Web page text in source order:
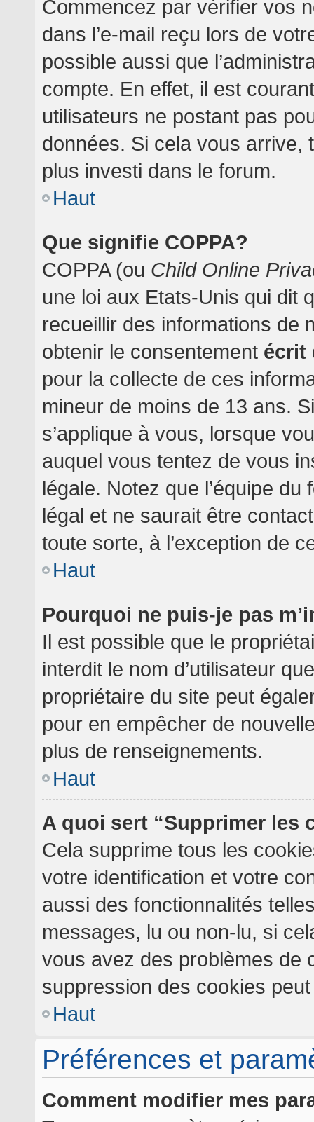
Commencez par vérifier vos
dans l’e-mail reçu lors de
possible aussi que
compte. En effet, il est
utilisateurs ne postant pas
données. Si cela vous
plus investi dans le forum.
Haut
Que signifie COPPA?
COPPA (ou Child Online
une loi aux Etats-Unis qui dit
recueillir des informations de
obtenir le consentement écrit
pour la collecte de ces
mineur de moins de 13 ans.
s’applique à vous, lorsque
auquel vous tentez de vous
légale. Notez que l’équipe
légal et ne saurait être
toute sorte, à l’exception de
Haut
Pourquoi ne puis-je pas
Il est possible que le
interdit le nom d’utilisateur
propriétaire du site peut
pour en empêcher de
plus de renseignements.
Haut
A quoi sert “Supprimer les
Cela supprime tous les
votre identification et votre
aussi des fonctionnalités
messages, lu ou non-lu, si
vous avez des problèmes de
suppression des cookies
Haut
Préférences et
Comment modifier mes